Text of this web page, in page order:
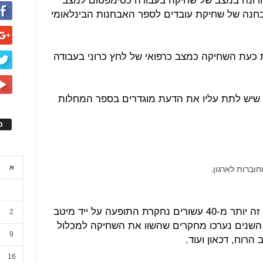
של שחיקת עובדים לספר האבחנות הבינלאומי
השחיקה כמצב כרפואי של לחץ כרוני בעבודה
לתת עליו את הדעת מוגדרים בספר המחלות
לארגון.
שחיקה היא למעשה לא תופעה חדשה. זה יותר מ-40 עשורים נחקרת התופעה על ייד מיטב
נערכו מחקרים שהשוו את השחיקה למכלול
דכאון ועוד.
א
2
9
16